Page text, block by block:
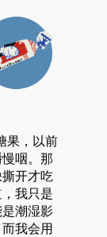
果，以前
咽。那
开才吃
我只是
潮湿影
我会用